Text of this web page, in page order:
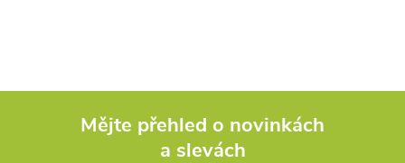
Mějte přehled o novinkách
a slevách